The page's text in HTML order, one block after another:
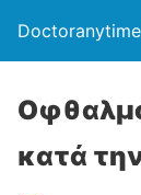
κατά